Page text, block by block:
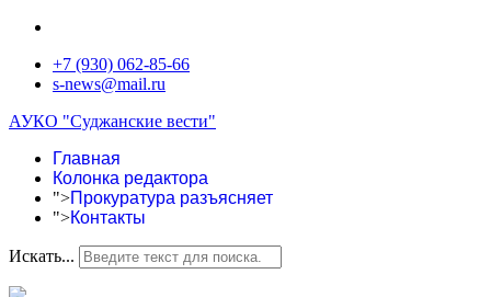
+7 (930) 062-85-66
s-news@mail.ru
АУКО "Суджанские вести"
Главная
Колонка редактора
">Прокуратура разъясняет
">Контакты
Искать...